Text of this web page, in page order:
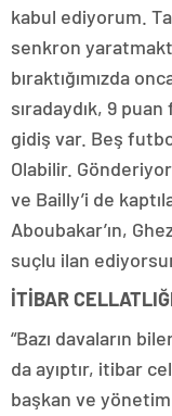
kabul ediyorum.
senkron
bıraktığımızda
sıradaydık, 9
gidiş var. Beş
Olabilir.
ve Bailly’i de
Aboubakar’ın,
suçlu ilan
İTİBAR
“Bazı davaların
da ayıptır, itibar
başkan ve